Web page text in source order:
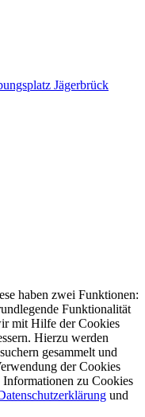
Jägerbrück
haben zwei Funktionen:
Funktionalität
mit Hilfe der Cookies
Hierzu werden
gesammelt und
der Cookies
zu Cookies
und